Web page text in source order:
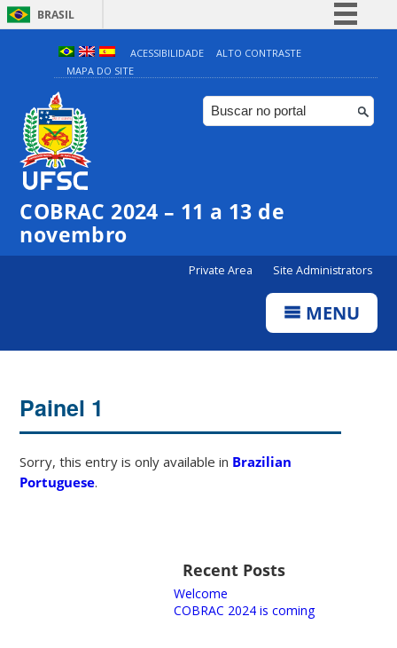
BRASIL
Simplifique!
Comunica BR
Participe
ACESSIBILIDADE
ALTO CONTRASTE
MAPA DO SITE
COBRAC 2024 – 11 a 13 de
novembro
Private Area Site Administrators
MENU
Painel 1
Sorry, this entry is only available in Brazilian
Portuguese.
Recent Posts
Welcome
COBRAC 2024 is coming